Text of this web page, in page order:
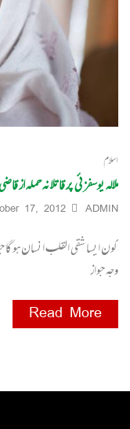
اسلام
ملالہ یوسفزئی پر قاتلانہ حملہ از
ADMIN
17, 2012
وجہ جواز
Read More